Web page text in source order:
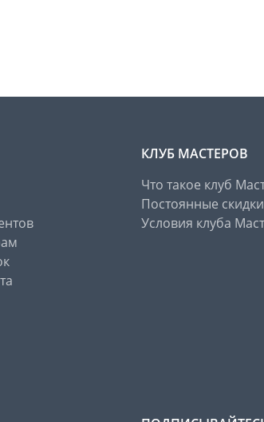
КЛУБ МАСТЕРОВ
Что такое клуб
Постоянные
Условия клуба